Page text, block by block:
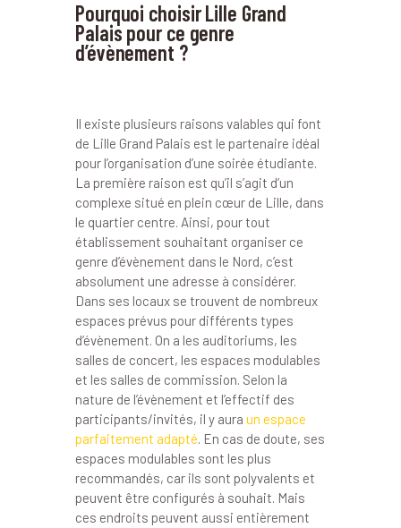
Pourquoi choisir Lille Grand
Palais pour ce genre
d’évènement ?
Il existe plusieurs raisons valables qui font
de Lille Grand Palais est le partenaire idéal
pour l’organisation d’une soirée étudiante.
La première raison est qu’il s’agit d’un
complexe situé en plein cœur de Lille, dans
le quartier centre. Ainsi, pour tout
établissement souhaitant organiser ce
genre d’évènement dans le Nord, c’est
absolument une adresse à considérer.
Dans ses locaux se trouvent de nombreux
espaces prévus pour différents types
d’évènement. On a les auditoriums, les
salles de concert, les espaces modulables
et les salles de commission. Selon la
nature de l’évènement et l’effectif des
participants/invités, il y aura un espace
parfaitement adapté. En cas de doute, ses
espaces modulables sont les plus
recommandés, car ils sont polyvalents et
peuvent être configurés à souhait. Mais
ces endroits peuvent aussi entièrement